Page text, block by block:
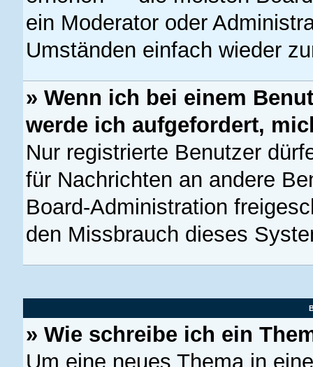
ein Moderator oder
Umständen einfach wieder
» Wenn ich bei einem
werde ich aufgefordert,
Nur registrierte Benutzer
für Nachrichten an andere
Board-Administration
den Missbrauch dieses
» Wie schreibe ich ein
Um eine neues Thema in